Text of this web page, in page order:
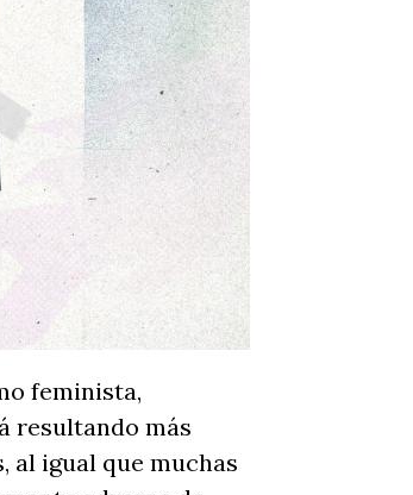
feminista,
resultando más
al igual que muchas